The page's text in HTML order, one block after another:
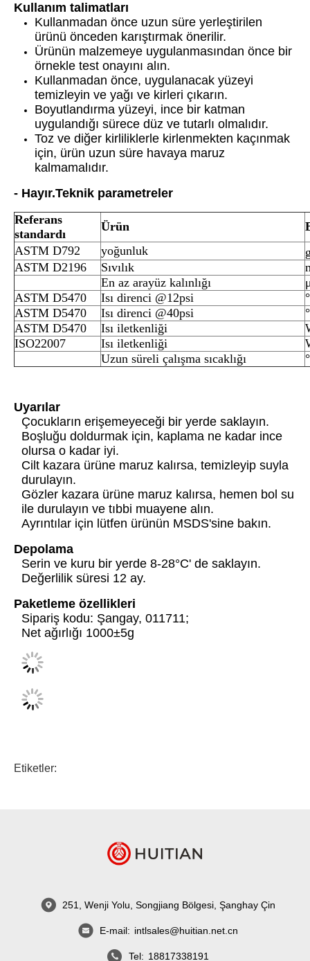
Kullanım talimatları
Kullanmadan önce uzun süre yerleştirilen
ürünü önceden karıştırmak önerilir.
Ürünün malzemeye uygulanmasından önce bir
örnekle test onayını alın.
Kullanmadan önce, uygulanacak yüzeyi
temizleyin ve yağı ve kirleri çıkarın.
Boyutlandırma yüzeyi, ince bir katman
uygulandığı sürece düz ve tutarlı olmalıdır.
Toz ve diğer kirliliklerle kirlenmekten kaçınmak
için, ürün uzun süre havaya maruz
kalmamalıdır.
- Hayır.Teknik parametreler
Referans
standardı
Ürün
ASTM D792
yoğunluk
ASTM D2196
Sıvılık
En az arayüz kalınlığı
ASTM D5470
Isı direnci @12psi
ASTM D5470
Isı direnci @40psi
ASTM D5470
Isı iletkenliği
ISO22007
Isı iletkenliği
Uzun süreli çalışma sıcaklığı
Uyarılar
Çocukların erişemeyeceği bir yerde saklayın.
Boşluğu doldurmak için, kaplama ne kadar ince
olursa o kadar iyi.
Cilt kazara ürüne maruz kalırsa, temizleyip suyla
durulayın.
Gözler kazara ürüne maruz kalırsa, hemen bol su
ile durulayın ve tıbbi muayene alın.
Ayrıntılar için lütfen ürünün MSDS'sine bakın.
Depolama
Serin ve kuru bir yerde 8-28°C' de saklayın.
Değerlilik süresi 12 ay.
Paketleme özellikleri
Sipariş kodu: Şangay, 011711;
Net ağırlığı 1000±5g
Etiketler:
251, Wenji Yolu, Songjiang Bölgesi, Şanghay Çin
E-mail: intlsales@huitian.net.cn
Tel: 18817338191